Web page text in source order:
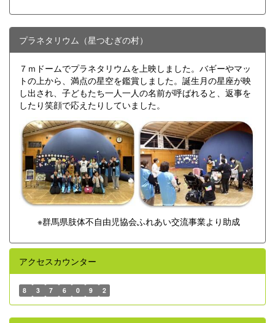
プラネタリウム（星つむぎの村）
７ｍドームでプラネタリウムを上映しました。バギーやマッ
トの上から、満点の星空を鑑賞しました。誕生月の星座が映
し出され、子どもたち一人一人の名前が呼ばれると、返事を
したり笑顔で応えたりしていました。
※群馬県肢体不自由児協会ふれあい交流事業より助成
アクセスカウンター
8 3 7 6 0 9 2